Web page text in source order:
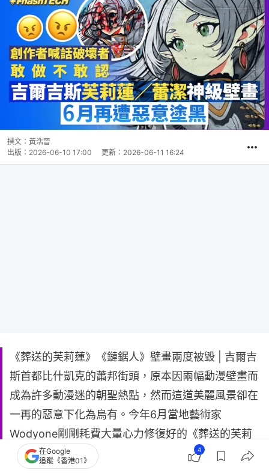
撰文： 黃浩晉
出版： 2026-06-10 17:00 更新： 2026-06-11 16:24
《葬送的芙莉蓮》《鏈鋸人》壁畫兩度被毀 | 吉爾吉
斯首都比什凱克的蕭邦街頭，原本因兩幅動漫壁畫而
成為許多動漫迷的朝聖熱點，然而這道美麗風景卻在
一再的惡意下化為烏有。今年6月當地藝術家
Wodyone剛剛耗費大量心力修復好的《葬送的芙莉
蓮》、《鏈鋸人》壁畫，僅僅維持一日，竟再度遭到
在Google
追蹤《香港01》
4